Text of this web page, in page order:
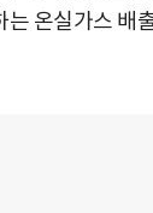
온실가스 배